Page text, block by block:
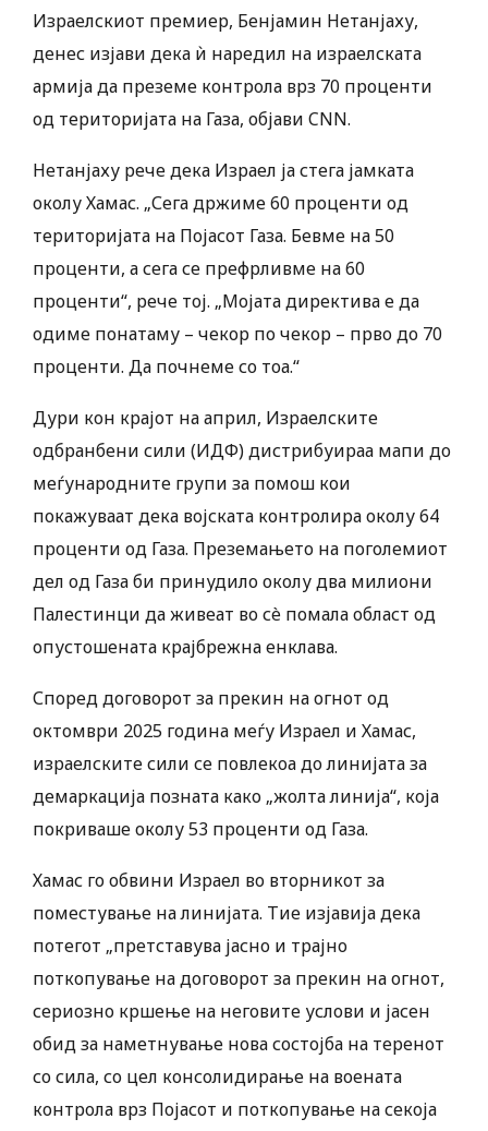
Израелскиот премиер, Бенјамин Нетанјаху,
денес изјави дека ѝ наредил на израелската
армија да преземе контрола врз 70 проценти
од територијата на Газа, објави CNN.
Нетанјаху рече дека Израел ја стега јамката
околу Хамас. „Сега држиме 60 проценти од
територијата на Појасот Газа. Бевме на 50
проценти, а сега се префрливме на 60
проценти“, рече тој. „Мојата директива е да
одиме понатаму – чекор по чекор – прво до 70
проценти. Да почнеме со тоа.“
Дури кон крајот на април, Израелските
одбранбени сили (ИДФ) дистрибуираа мапи до
меѓународните групи за помош кои
покажуваат дека војската контролира околу 64
проценти од Газа. Преземањето на поголемиот
дел од Газа би принудило околу два милиони
Палестинци да живеат во сè помала област од
опустошената крајбрежна енклава.
Според договорот за прекин на огнот од
октомври 2025 година меѓу Израел и Хамас,
израелските сили се повлекоа до линијата за
демаркација позната како „жолта линија“, која
покриваше околу 53 проценти од Газа.
Хамас го обвини Израел во вторникот за
поместување на линијата. Тие изјавија дека
потегот „претставува јасно и трајно
поткопување на договорот за прекин на огнот,
сериозно кршење на неговите услови и јасен
обид за наметнување нова состојба на теренот
со сила, со цел консолидирање на воената
контрола врз Појасот и поткопување на секоја